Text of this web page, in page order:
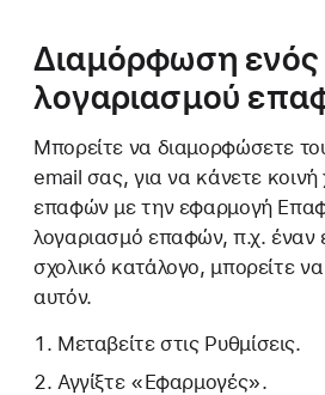
Διαμόρφωση ενός
λογαριασμού
Μπορείτε να διαμορφώσετε
email σας, για να κάνετε
επαφών με την εφαρμογή
λογαριασμό επαφών, π.χ. έναν
σχολικό κατάλογο, μπορείτε
αυτόν.
Μεταβείτε στις Ρυθμίσεις.
Αγγίξτε «Εφαρμογές».